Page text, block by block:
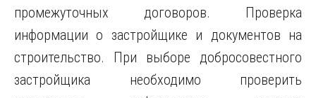
промежуточных договоров. Проверка
информации о застройщике и документов на
строительство. При выборе добросовестного
застройщика необходимо проверить